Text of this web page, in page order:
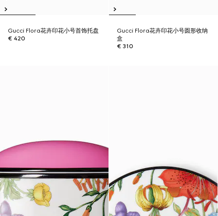
Gucci Flora花卉印花小号首饰托盘
€ 420
Gucci Flora花卉印花小号圆形收纳
盒
€ 310